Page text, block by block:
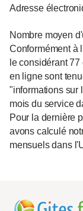
Adresse
Nombre moyen
Conformément à
le considérant
en ligne sont
"informations sur
mois du service
Pour la dernière
avons calculé
mensuels dans